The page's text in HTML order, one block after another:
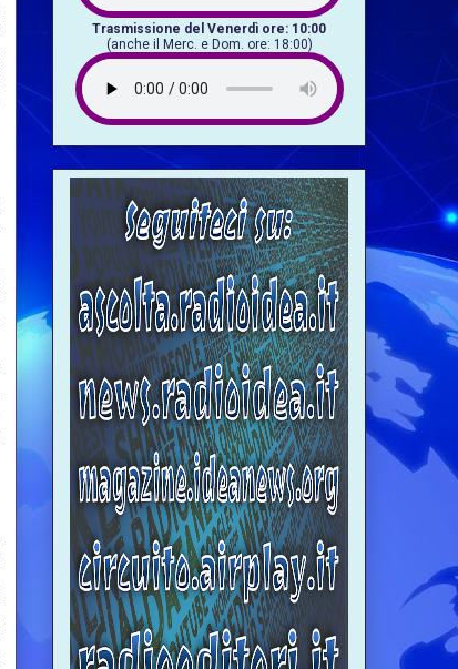
Trasmissione del Venerdì ore: 10:00
(anche il Merc. e Dom. ore: 18:00)